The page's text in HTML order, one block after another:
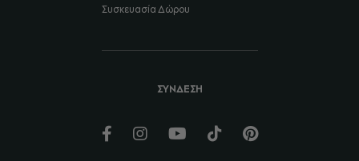
Συσκευασία Δώρου
ΣΥΝΔΕΣΗ